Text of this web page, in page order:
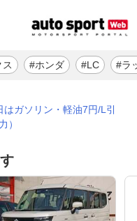
#ホンダ #LC #ラ
ガソリン・軽油7円/L引
）